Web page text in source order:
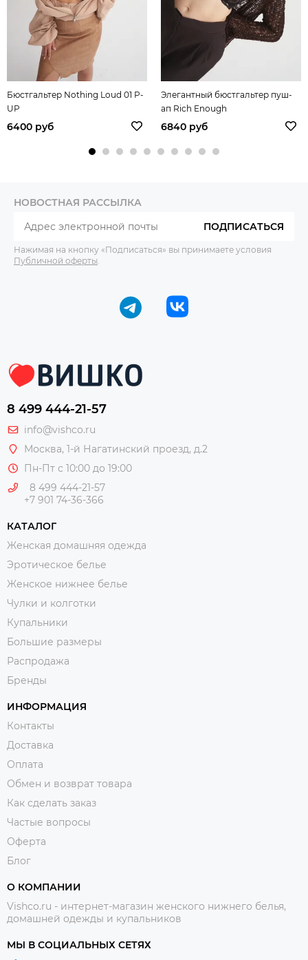
Бюстгальтер Nothing Loud 01 P-
UP
6400 руб
Элегантный бюстгальтер пуш-
ап Rich Enough
6840 руб
НОВОСТНАЯ РАССЫЛКА
ПОДПИСАТЬСЯ
Нажимая на кнопку «Подписаться» вы принимаете условия
Публичной оферты
8 499 444-21-57
info@vishco.ru
Москва, 1-й Нагатинский проезд, д.2
Пн-Пт с 10:00 до 19:00
8 499 444-21-57
+7 901 74-36-366
КАТАЛОГ
Женская домашняя одежда
Эротическое белье
Женское нижнее белье
Чулки и колготки
Купальники
Большие размеры
Распродажа
Бренды
ИНФОРМАЦИЯ
Контакты
Доставка
Оплата
Обмен и возврат товара
Как сделать заказ
Частые вопросы
Оферта
Блог
О КОМПАНИИ
Vishco.ru - интернет-магазин женского нижнего белья,
домашней одежды и купальников
МЫ В СОЦИАЛЬНЫХ СЕТЯХ